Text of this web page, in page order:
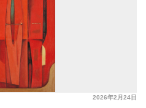
2026年2月24日